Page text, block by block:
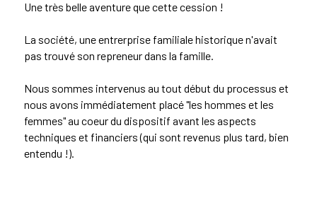
Une très belle aventure que cette cession !
La société, une entrerprise familiale historique n'avait
pas trouvé son repreneur dans la famille.
Nous sommes intervenus au tout début du processus et
nous avons immédiatement placé "les hommes et les
femmes" au coeur du dispositif avant les aspects
techniques et financiers (qui sont revenus plus tard, bien
entendu !).